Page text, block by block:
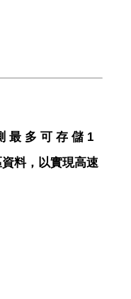
最 多 可 存 儲 1
料，以實現高速